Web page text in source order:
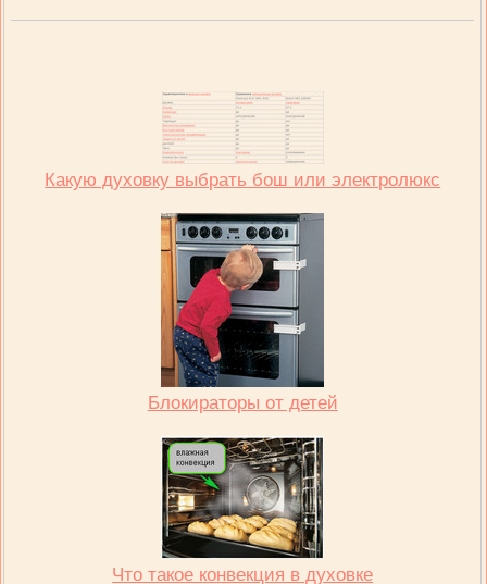
Какую духовку выбрать бош или электролюкс
Блокираторы от детей
Что такое конвекция в духовке